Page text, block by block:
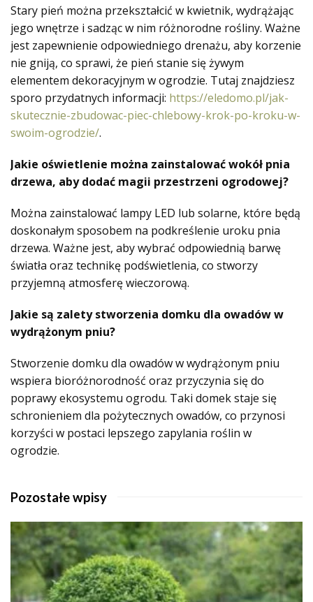
Stary pień można przekształcić w kwietnik, wydrążając
jego wnętrze i sadząc w nim różnorodne rośliny. Ważne
jest zapewnienie odpowiedniego drenażu, aby korzenie
nie gniją, co sprawi, że pień stanie się żywym
elementem dekoracyjnym w ogrodzie. Tutaj znajdziesz
sporo przydatnych informacji: https://eledomo.pl/jak-
skutecznie-zbudowac-piec-chlebowy-krok-po-kroku-w-
swoim-ogrodzie/.
Jakie oświetlenie można zainstalować wokół pnia
drzewa, aby dodać magii przestrzeni ogrodowej?
Można zainstalować lampy LED lub solarne, które będą
doskonałym sposobem na podkreślenie uroku pnia
drzewa. Ważne jest, aby wybrać odpowiednią barwę
światła oraz technikę podświetlenia, co stworzy
przyjemną atmosferę wieczorową.
Jakie są zalety stworzenia domku dla owadów w
wydrążonym pniu?
Stworzenie domku dla owadów w wydrążonym pniu
wspiera bioróżnorodność oraz przyczynia się do
poprawy ekosystemu ogrodu. Taki domek staje się
schronieniem dla pożytecznych owadów, co przynosi
korzyści w postaci lepszego zapylania roślin w
ogrodzie.
Pozostałe wpisy